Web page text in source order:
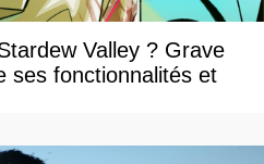
Valley ? Grave
ses fonctionnalités et